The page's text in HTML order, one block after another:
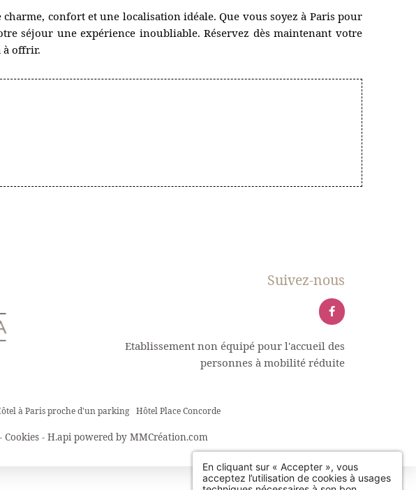
confort et une localisation idéale. Que vous soyez à Paris pour
séjour une expérience inoubliable. Réservez dès maintenant votre
à offrir.
Suivez-nous
Etablissement non équipé pour l'accueil des
personnes à mobilité réduite
à Paris proche d'un parking Hôtel Place Concorde
Cookies- H.api powered by MMCréation.com
En cliquant sur « Accepter », vous
acceptez l’utilisation de cookies à usages